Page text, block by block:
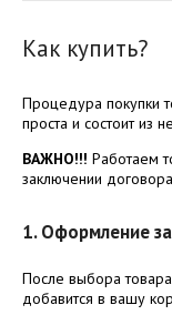
Как купить?
Процедура покупки
проста и состоит из
ВАЖНО!!! Работаем
заключении
1. Оформление
После выбора
добавится в вашу